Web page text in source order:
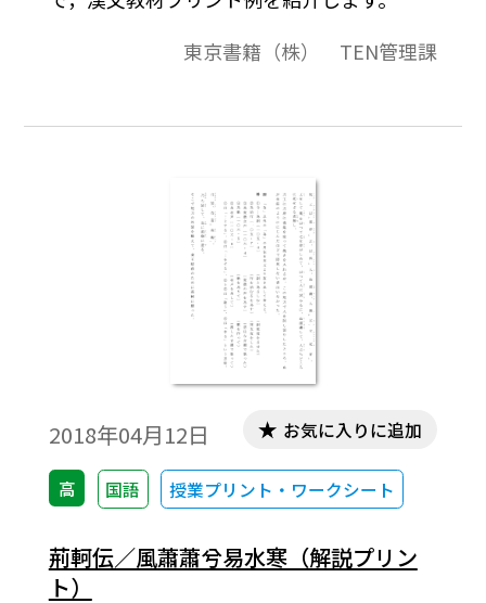
東京書籍（株） TEN管理課
2018年04月12日
高 国語 授業プリント・ワークシート
お気に入りに追加
荊軻伝／風蕭蕭兮易水寒（解説プリン
ト）